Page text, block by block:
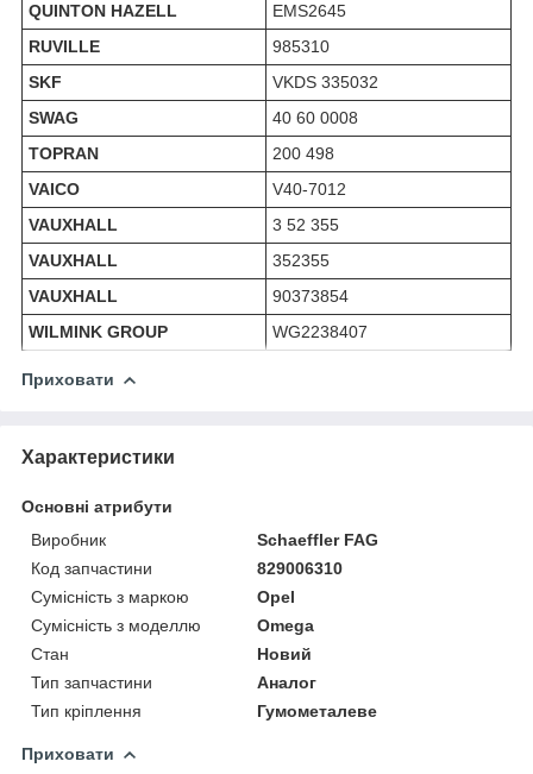
QUINTON HAZELL
EMS2645
RUVILLE
985310
SKF
VKDS 335032
SWAG
40 60 0008
TOPRAN
200 498
VAICO
V40-7012
VAUXHALL
3 52 355
VAUXHALL
352355
VAUXHALL
90373854
WILMINK GROUP
WG2238407
Приховати
Характеристики
Основні атрибути
Виробник
Schaeffler FAG
Код запчастини
829006310
Сумісність з маркою
Opel
Сумісність з моделлю
Omega
Стан
Новий
Тип запчастини
Аналог
Тип кріплення
Гумометалеве
Приховати